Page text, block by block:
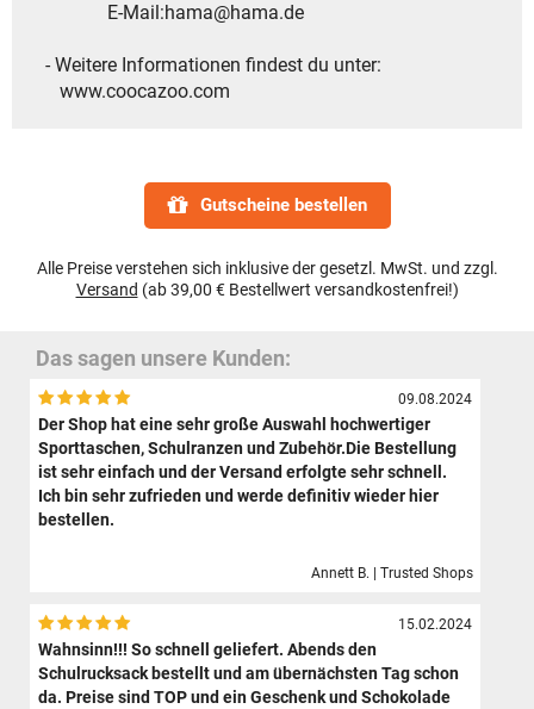
E-Mail:hama@hama.de
- Weitere Informationen findest du unter:
www.coocazoo.com
Gutscheine bestellen
Alle Preise verstehen sich inklusive der gesetzl. MwSt. und zzgl.
Versand (ab 39,00 € Bestellwert versandkostenfrei!)
Das sagen unsere Kunden:
09.08.2024
Der Shop hat eine sehr große Auswahl hochwertiger
Sporttaschen, Schulranzen und Zubehör.Die Bestellung
ist sehr einfach und der Versand erfolgte sehr schnell.
Ich bin sehr zufrieden und werde definitiv wieder hier
bestellen.
Annett B. | Trusted Shops
15.02.2024
Wahnsinn!!! So schnell geliefert. Abends den
Schulrucksack bestellt und am übernächsten Tag schon
da. Preise sind TOP und ein Geschenk und Schokolade